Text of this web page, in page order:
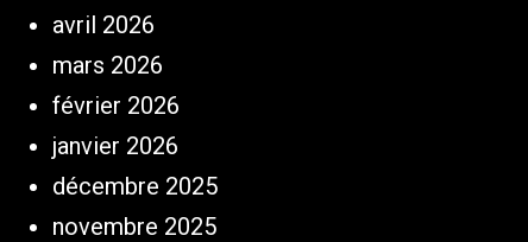
avril 2026
mars 2026
février 2026
janvier 2026
décembre 2025
novembre 2025